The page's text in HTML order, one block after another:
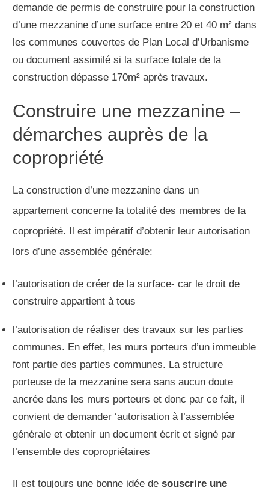
demande de permis de construire pour la construction
d’une mezzanine d’une surface entre 20 et 40 m² dans
les communes couvertes de Plan Local d’Urbanisme
ou document assimilé si la surface totale de la
construction dépasse 170m² après travaux.
Construire une mezzanine –
démarches auprès de la
copropriété
La construction d’une mezzanine dans un
appartement concerne la totalité des membres de la
copropriété. Il est impératif d’obtenir leur autorisation
lors d’une assemblée générale:
l’autorisation de créer de la surface- car le droit de
construire appartient à tous
l’autorisation de réaliser des travaux sur les parties
communes. En effet, les murs porteurs d’un immeuble
font partie des parties communes. La structure
porteuse de la mezzanine sera sans aucun doute
ancrée dans les murs porteurs et donc par ce fait, il
convient de demander ‘autorisation à l’assemblée
générale et obtenir un document écrit et signé par
l’ensemble des copropriétaires
Il est toujours une bonne idée de souscrire une